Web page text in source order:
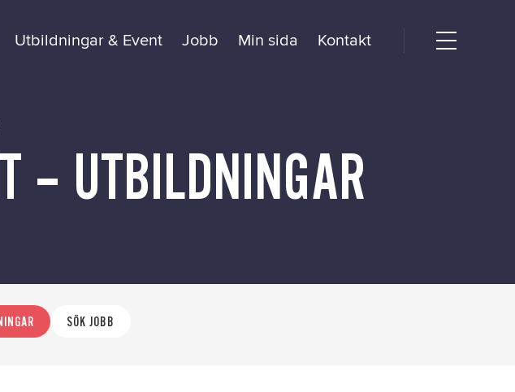
Utbildningar & Event Jobb Min sida Kontakt
Open
– UTBILDNINGAR
SÖK JOBB